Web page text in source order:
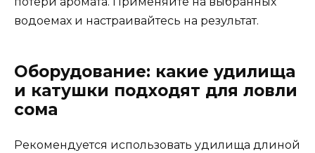
водоемах и настраивайтесь на результат.
Оборудование: какие удилища
и катушки подходят для ловли
сома
Рекомендуется использовать удилища длиной